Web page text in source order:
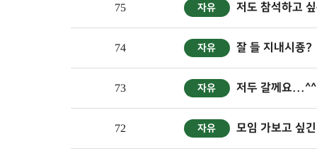
75 자유 저도 참석하고
74 자유 잘 들 지내시죵?
73 자유 저두 갈께요...^^
72 자유 모임 가보고 싶